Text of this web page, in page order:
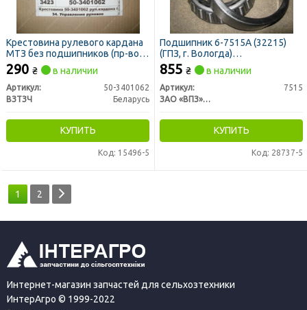
Крестовина рулевого кардана
МТЗ без подшипников (пр-во
ВЗТЗЧ)
290 ₴ в наличии
Артикул:
50-3401062
ВЗТЗЧ
Беларусь
КУПИТЬ
Код: 15496-5
Подшипник 6-7515А (32215)
(ГПЗ, г. Вологда)
внутр.зад.ступ.ГАЗ, дифф. МАЗ
855 ₴ в наличии
Артикул:
7515
ЗАО «ВПЗ» Вологодский подшипниковый завод
КУПИТЬ
Код: 28737-5
1 2
Интернет-магазин запчастей для сельхозтехники
ИнтерАгро © 1999-2022